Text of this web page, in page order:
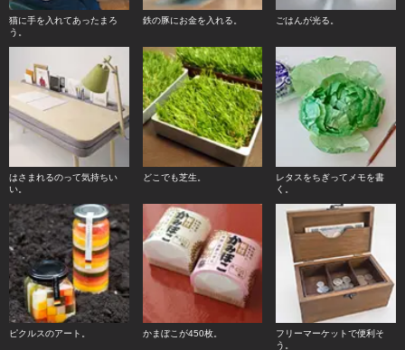
猫に手を入れてあったまろ
う。
鉄の豚にお金を入れる。 ごはんが光る。
はさまれるのって気持ちい
い。
どこでも芝生。
レタスをちぎってメモを書
く。
ピクルスのアート。 かまぼこが450枚。
フリーマーケットで便利そ
う。